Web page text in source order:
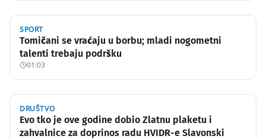
SPORT
Tomičani se vraćaju u borbu; mladi nogometni
talenti trebaju podršku
01:03
DRUŠTVO
Evo tko je ove godine dobio Zlatnu plaketu i
zahvalnice za doprinos radu HVIDR-e Slavonski